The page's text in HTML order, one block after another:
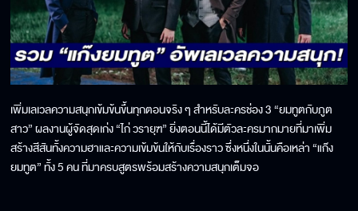
เพิ่มเลเวลความสนุกเข้มข้นขึ้นทุกตอนจริง ๆ สำหรับละครช่อง 3 “ยมทูตกับภูต
สาว” ผลงานผู้จัดสุดเก่ง “ไก่ วรายุฑ” ยิ่งตอนนี้ได้มีตัวละครมากมายที่มาเพิ่ม
สร้างสีสันทั้งความฮาและความเข้มข้นให้กับเรื่องราว ซึ่งหนึ่งในนั้นคือเหล่า “แก๊ง
ยมทูต” ทั้ง 5 คน ที่มาครบสูตรพร้อมสร้างความสนุกเต็มจอ